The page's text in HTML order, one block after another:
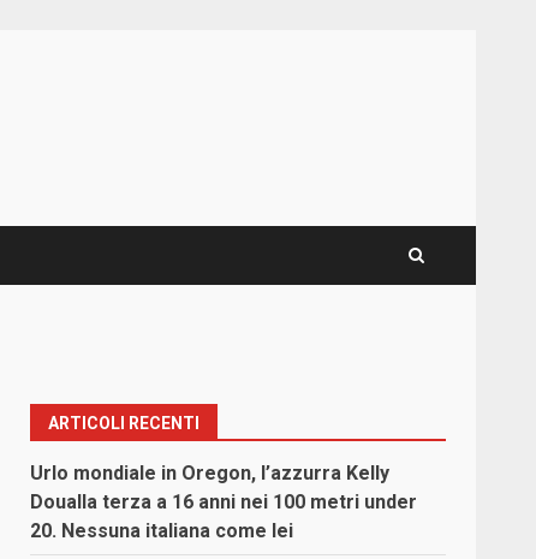
ARTICOLI RECENTI
Urlo mondiale in Oregon, l’azzurra Kelly
Doualla terza a 16 anni nei 100 metri under
20. Nessuna italiana come lei